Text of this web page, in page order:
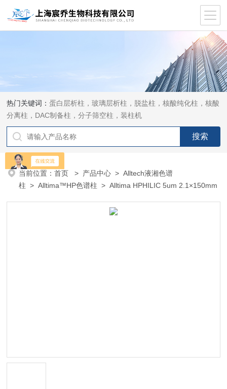
热门关键词：蛋白层析柱，玻璃层析柱，脱盐柱，核酸纯化柱，核酸
分离柱，DAC制备柱，分子筛空柱，装柱机
当前位置：首页 > 产品中心 >Alltech液湘色谱
柱 >Alltima™HP色谱柱 > Alltima HPHILIC 5um 2.1×150mm